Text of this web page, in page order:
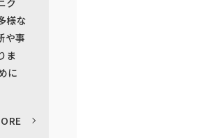
様な
や事
ま
に